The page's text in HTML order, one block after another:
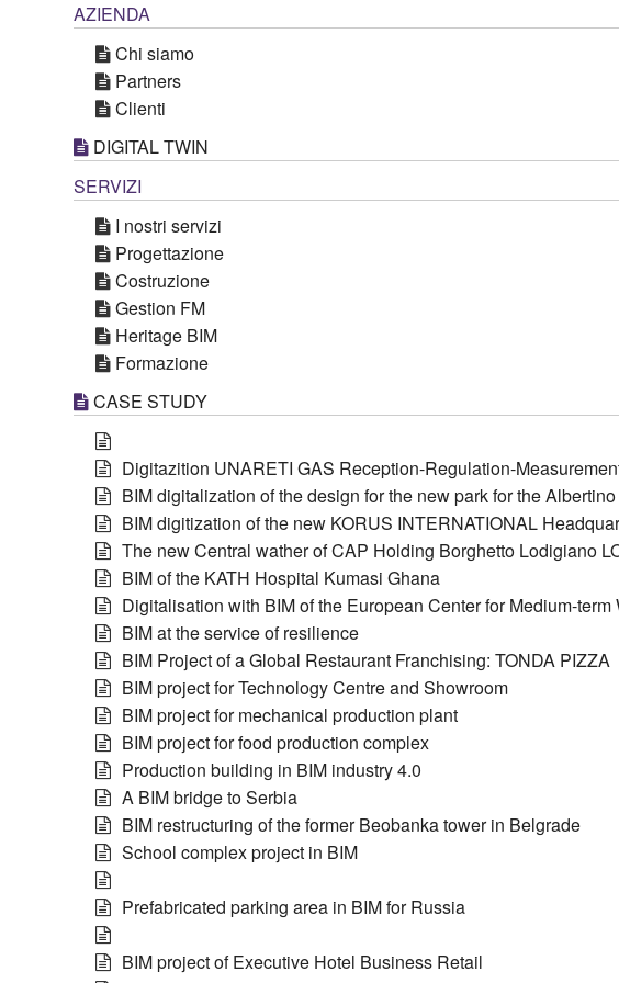
AZIENDA
Chi siamo
Partners
Clienti
DIGITAL TWIN
SERVIZI
I nostri servizi
Progettazione
Costruzione
Gestion FM
Heritage BIM
Formazione
CASE STUDY
Digitazition UNARETI GAS Reception-Regulation-
BIM digitalization of the design for the new park for the
BIM digitization of the new KORUS INTERNATIONAL
The new Central wather of CAP Holding Borghetto Lodigiano
BIM of the KATH Hospital Kumasi Ghana
Digitalisation with BIM of the European Center for Medium-
BIM at the service of resilience
BIM Project of a Global Restaurant Franchising: TONDA PIZZA
BIM project for Technology Centre and Showroom
BIM project for mechanical production plant
BIM project for food production complex
Production building in BIM industry 4.0
A BIM bridge to Serbia
BIM restructuring of the former Beobanka tower in Belgrade
School complex project in BIM
Prefabricated parking area in BIM for Russia
BIM project of Executive Hotel Business Retail